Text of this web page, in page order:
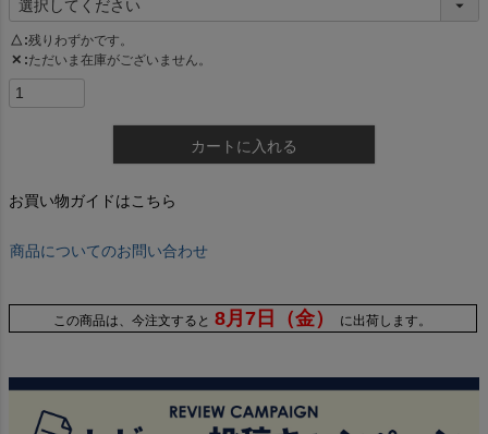
△ 残りわずかです。
✕ ただいま在庫がございません。
カートに入れる
お買い物ガイドはこちら
商品についてのお問い合わせ